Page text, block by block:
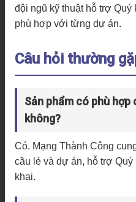
đội ngũ kỹ thuật hỗ trợ
phù hợp với từng dự án.
Câu hỏi thường
Sản phẩm có phù hợp
không?
Có. Mạng Thành Công
cầu lẻ và dự án, hỗ trợ Quý
khai.